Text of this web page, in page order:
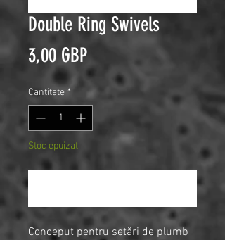
Double Ring Swivels
3,00 GBPPreț
Cantitate *
Stoc epuizat
Notifică-mă când este disponibil
Conceput pentru setări de plumb